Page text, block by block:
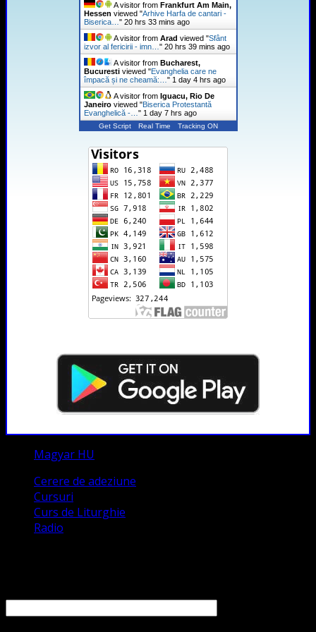
A visitor from Frankfurt Am Main,
Hessen viewed "Arhive Harfa de cantari -
Biserica… " 20 hrs 33 mins ago
A visitor from Arad viewed "Sfânt
izvor al fericirii - imn… " 20 hrs 39 mins ago
A visitor from Bucharest,
Bucurestiviewed "Evanghelia care ne
împacă și ne cheamă:… " 1 day 4 hrs ago
A visitor from Iguacu, Rio De
Janeiroviewed "Biserica Protestantă
Evanghelică -… " 1 day 7 hrs ago
Get Script Real Time Tracking ON
Magyar HU
Cerere de adeziune
Cursuri
Curs de Liturghie
Radio